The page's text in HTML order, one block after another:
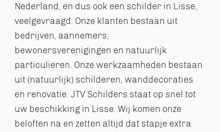
Nederland, en dus ook een schilder in Lisse,
veelgevraagd. Onze klanten bestaan uit
bedrijven, aannemers,
bewonersverenigingen en natuurlijk
particulieren. Onze werkzaamheden bestaan
uit (natuurlijk) schilderen, wanddecoraties
en renovatie. JTV Schilders staat op snel tot
uw beschikking in Lisse. Wij komen onze
beloften na en zetten altijd dat stapje extra